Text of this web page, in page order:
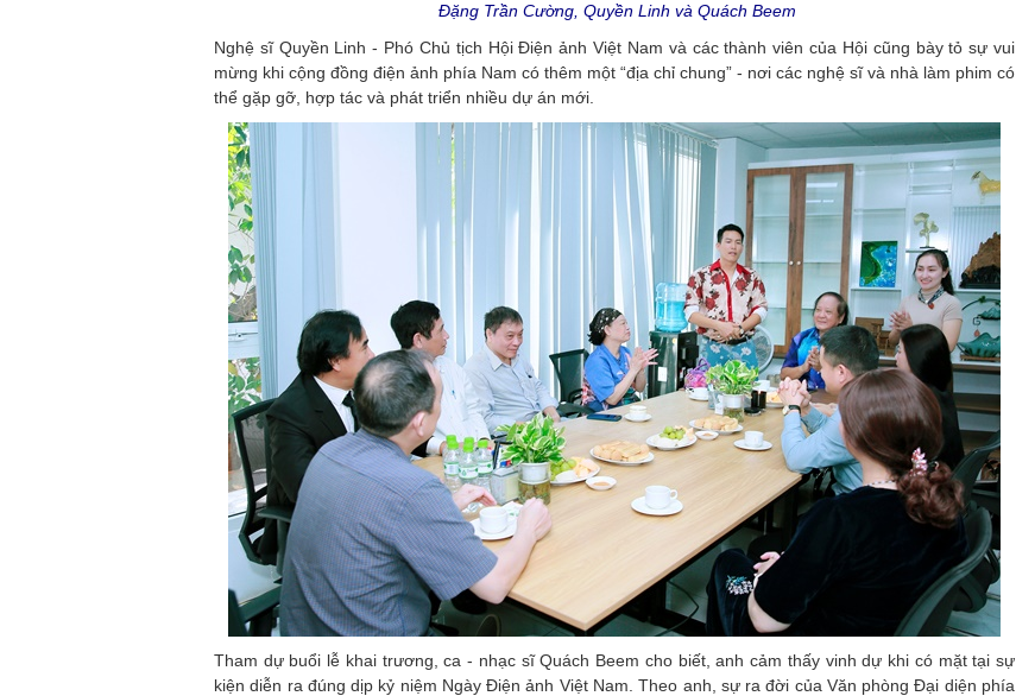
Đặng Trần Cường, Quyền Linh và Quách Beem
Nghệ sĩ Quyền Linh - Phó Chủ tịch Hội Điện ảnh Việt Nam và các thành viên của Hội cũng bày tỏ sự vui
mừng khi cộng đồng điện ảnh phía Nam có thêm một “địa chỉ chung” - nơi các nghệ sĩ và nhà làm phim có
thể gặp gỡ, hợp tác và phát triển nhiều dự án mới.
Tham dự buổi lễ khai trương, ca - nhạc sĩ Quách Beem cho biết, anh cảm thấy vinh dự khi có mặt tại sự
kiện diễn ra đúng dịp kỷ niệm Ngày Điện ảnh Việt Nam. Theo anh, sự ra đời của Văn phòng Đại diện phía